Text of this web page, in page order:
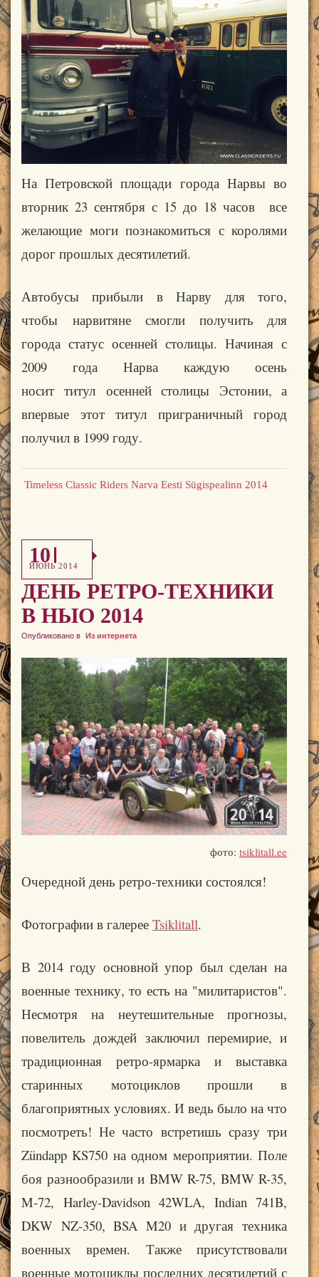
На Петровской площади города Нарвы во
вторник 23 сентября с 15 до 18 часов все
желающие моги познакомиться с королями
дорог прошлых десятилетий.
Автобусы прибыли в Нарву для того,
чтобы нарвитяне смогли получить для
города статус осенней столицы. Начиная с
2009 года Нарва каждую осень
носит титул осенней столицы Эстонии, а
впервые этот титул приграничный город
получил в 1999 году.
Timeless Classic Riders Narva Eesti Sügispealinn 2014
10
ИЮНЬ 2014
ДЕНЬ РЕТРО-ТЕХНИКИ
В НЫО 2014
Опубликовано в Из интернета
фото: tsiklitall.ee
Очередной день ретро-техники состоялся!
Фотографии в галерее Tsiklitall.
В 2014 году основной упор был сделан на
военные технику, то есть на "милитаристов".
Несмотря на неутешительные прогнозы,
повелитель дождей заключил перемирие, и
традиционная ретро-ярмарка и выставка
старинных мотоциклов прошли в
благоприятных условиях. И ведь было на что
посмотреть! Не часто встретишь сразу три
Zündapp KS750 на одном мероприятии. Поле
боя разнообразили и BMW R-75, BMW R-35,
M-72, Harley-Davidson 42WLA, Indian 741B,
DKW NZ-350, BSA M20 и другая техника
военных времен. Также присутствовали
военные мотоциклы последних десятилетий с